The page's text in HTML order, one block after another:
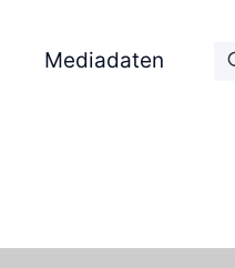
Mediadaten